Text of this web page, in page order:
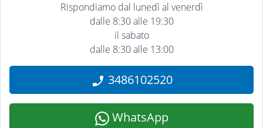
Rispondiamo dal lunedì al venerdì
dalle 8:30 alle 19:30
il sabato
dalle 8:30 alle 13:00
3486102520
WhatsApp